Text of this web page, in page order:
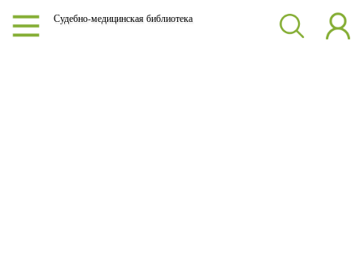
Судебно-медицинская библиотека